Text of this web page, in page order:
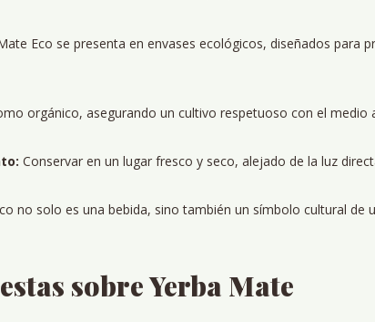
Eco se presenta en envases ecológicos, diseñados para
orgánico, asegurando un cultivo respetuoso con el medio
Conservar en un lugar fresco y seco, alejado de la luz
no solo es una bebida, sino también un símbolo cultural
sobre Yerba Mate